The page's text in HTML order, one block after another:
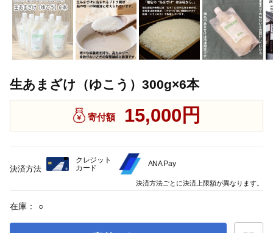
生あまざけ（ゆこう）300g×6本
寄付額 15,000円
在庫： ○
決済方法
クレジット
カード
ANA Pay
決済方法ごとに決済上限額が異なります。